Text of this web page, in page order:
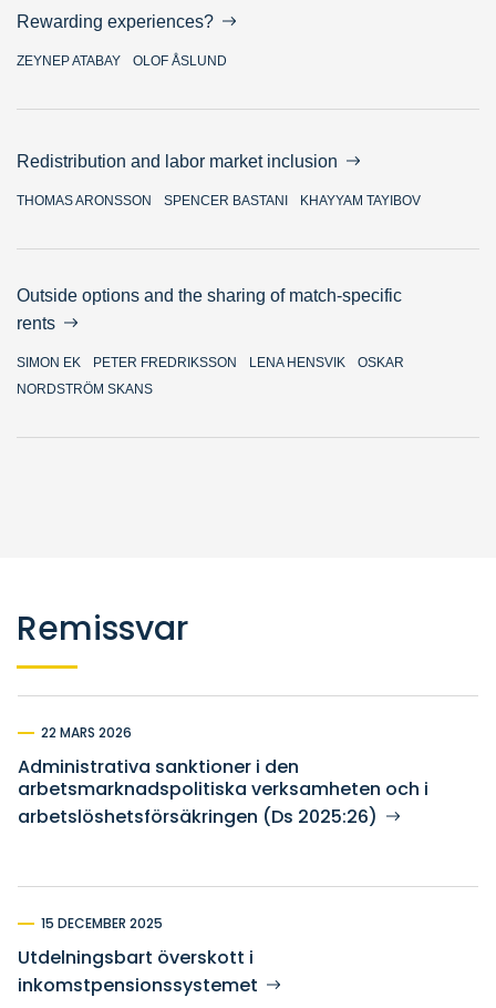
Rewarding experiences?
ZEYNEP ATABAY OLOF ÅSLUND
Redistribution and labor market inclusion
THOMAS ARONSSON SPENCER BASTANI KHAYYAM TAYIBOV
Outside options and the sharing of match-specific
rents
SIMON EK PETER FREDRIKSSON LENA HENSVIK
OSKAR
NORDSTRÖM SKANS
Remissvar
22 MARS 2026
Administrativa sanktioner i den
arbetsmarknadspolitiska verksamheten och i
arbetslöshetsförsäkringen (Ds 2025:26)
15 DECEMBER 2025
Utdelningsbart överskott i
inkomstpensionssystemet